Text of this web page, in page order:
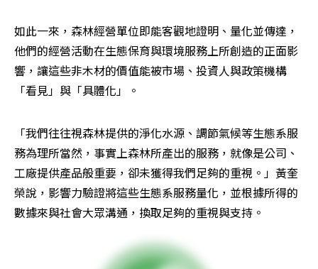
如此一來，森林經營單位即能客觀地證明、量化並傳達，
他們的經營活動在生態保育與環境服務上所創造的正面影
響，讓這些非木材的價值能被市場、投資人與政策機構
「看見」與「具體化」。
「我們往往視森林提供的淨化水源、調節氣候等生態系服
務為理所當然，事實上森林所產出的服務，就像是公司、
工廠提供產品般重要，卻未獲得我們足夠的重視。」黃奎
榮說，影響力驗證將這些生態系服務量化，並根據所得的
數據來與社會大眾溝通，換取足夠的重視與支持。